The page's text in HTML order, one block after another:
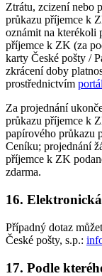
Ztrátu, zcizení nebo
průkazu příjemce k
oznámit na kterékoli
příjemce k ZK (za
karty České pošty /
zkrácení doby
prostřednictvím
Za projednání
průkazu příjemce k
papírového průkazu
Ceníku; projednání
příjemce k ZK
zdarma.
16.
Případný dotaz
České pošty, s.p.:
17. Podle